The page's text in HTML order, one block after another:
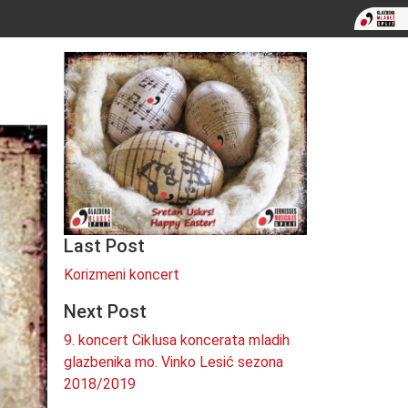
Last Post
Korizmeni koncert
Next Post
9. koncert Ciklusa koncerata mladih
glazbenika mo. Vinko Lesić sezona
2018/2019